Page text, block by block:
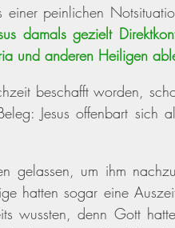
einer peinlichen
damals gezielt
und anderen Heiligen
beschafft worden,
Jesus offenbart sich
gelassen, um ihm
hatten sogar eine
wussten, denn Gott